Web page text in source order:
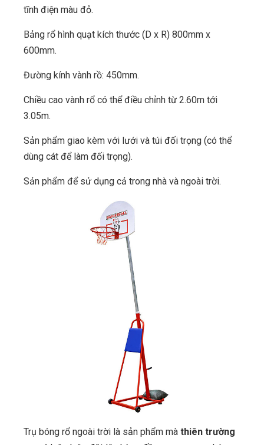
tĩnh điện màu đỏ.
Bảng rổ hình quạt kích thước (D x R) 800mm x
600mm.
Đường kính vành rồ: 450mm.
Chiều cao vành rổ có thể điều chỉnh từ 2.60m tới
3.05m.
Sản phẩm giao kèm với lưới và túi đối trọng (có thể
dùng cát để làm đối trọng).
Sản phẩm để sử dụng cả trong nhà và ngoài trời.
Trụ bóng rổ ngoài trời là sản phẩm mà thiên trường